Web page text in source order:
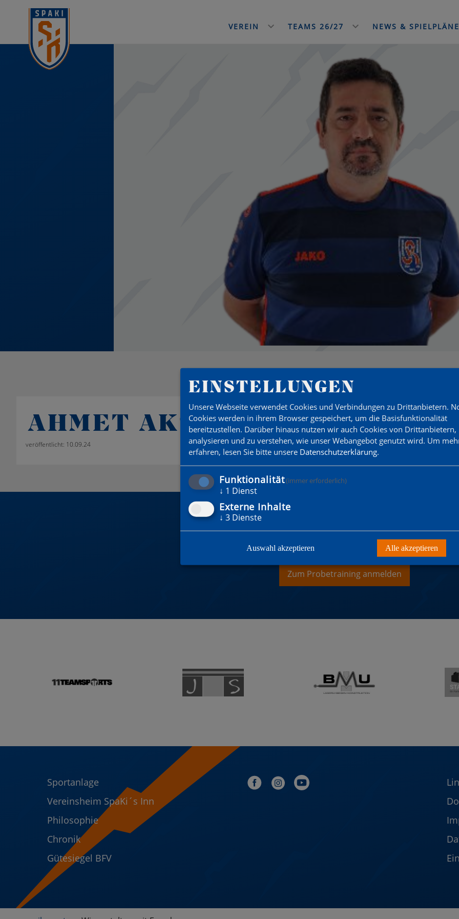
VEREIN TEAMS 26/27 NEWS &
AHMET AKSOY SP
veröffentlicht: 10.09.24
DU WILLST MITGLIED
Zum Probetraining anmelden
Sportanlage
Vereinsheim SpaKi´s Inn
Philosophie
Chronik
Gütesiegel BFV
EINSTELLUNGEN
Unsere Webseite verwendet Cookies und Verbindungen zu Drittanbietern.
Cookies werden in ihrem Browser gespeichert, um die Basisfunktionalität
bereitzustellen. Darüber hinaus nutzen wir auch Cookies von Drittanbietern,
analysieren und zu verstehen, wie unser Webangebot genutzt wird. Um
erfahren, lesen Sie bitte unsere Datenschutzerklärung.
Funktionalität(immer erforderlich)
↓ 1 Dienst
Externe Inhalte
↓ 3 Dienste
Auswahl akzeptieren Alle akzeptieren